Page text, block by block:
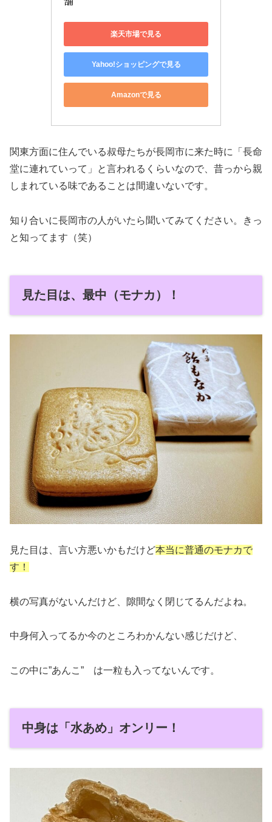
楽天市場で見る
Yahoo!ショッピングで見る
Amazonで見る
関東方面に住んでいる叔母たちが長岡市に来た時に「長命
堂に連れていって」と言われるくらいなので、昔っから親
しまれている味であることは間違いないです。
知り合いに長岡市の人がいたら聞いてみてください。きっ
と知ってます（笑）
見た目は、最中（モナカ）！
見た目は、言い方悪いかもだけど本当に普通のモナカで
す！
横の写真がないんだけど、隙間なく閉じてるんだよね。
中身何入ってるか今のところわかんない感じだけど、
この中に”あんこ” は一粒も入ってないんです。
中身は「水あめ」オンリー！